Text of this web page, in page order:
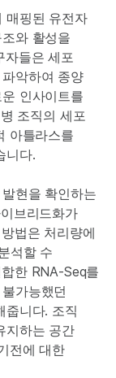
매핑된 유전자
와 활성을
자들은 세포
악하여 종양
인사이트를
조직의 세포
아틀라스를
니다.
현을 확인하는
브리드화가
법은 처리량에
석할 수
한 RNA-Seq를
가능했던
줍니다. 조직
지하는 공간
전에 대한